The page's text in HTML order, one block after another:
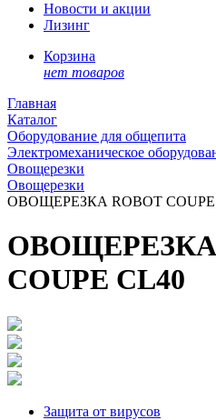
Новости и акции
Лизинг
Корзина
нет товаров
Главная
Каталог
Оборудование для общепита
Электромеханическое
Овощерезки
Овощерезки
ОВОЩЕРЕЗКА ROBOT COUPE
ОВОЩЕРЕЗКА
COUPE CL40
Защита от вирусов